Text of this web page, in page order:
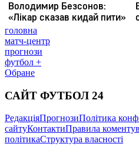
головна
матч-центр
прогнози
футбол +
Обране
САЙТ ФУТБОЛ 24
РедакціяПрогнозиПолітика
сайтуКонтактиПравила
політикаСтруктура власності